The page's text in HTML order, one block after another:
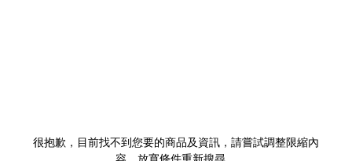
很抱歉，目前找不到您要的商品及資訊，請嘗試調整限縮內